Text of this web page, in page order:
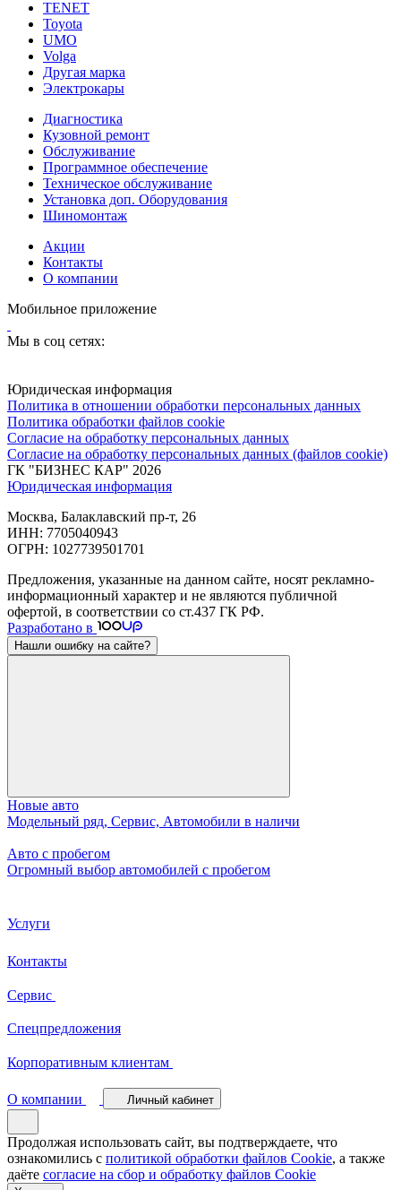
TENET
Toyota
UMO
Volga
Другая марка
Электрокары
Диагностика
Кузовной ремонт
Обслуживание
Программное обеспечение
Техническое обслуживание
Установка доп. Оборудования
Шиномонтаж
Акции
Контакты
О компании
Мобильное приложение
Мы в соц сетях:
Юридическая информация
Политика в отношении обработки персональных данных
Политика обработки файлов cookie
Согласие на обработку персональных данных
Согласие на обработку персональных данных (файлов cookie)
ГК "БИЗНЕС КАР" 2026
Юридическая информация
Москва, Балаклавский пр-т, 26
ИНН: 7705040943
ОГРН: 1027739501701
Предложения, указанные на данном сайте, носят рекламно-
информационный характер и не являются публичной
офертой, в соответствии со ст.437 ГК РФ.
Разработано в
Нашли ошибку на сайте?
Новые авто
Модельный ряд, Сервис, Автомобили в наличи
Авто с пробегом
Огромный выбор автомобилей с пробегом
Услуги
Контакты
Сервис
Спецпредложения
Корпоративным клиентам
О компании Личный кабинет
Продолжая использовать сайт, вы подтверждаете, что
ознакомились с политикой обработки файлов Cookie, а также
даёте согласие на сбор и обработку файлов Cookie